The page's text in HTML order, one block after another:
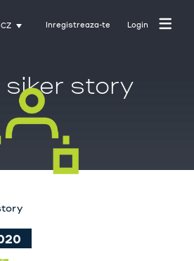
CZ Inregistreaza-te Login
Domovská stránka
O nás
siker story